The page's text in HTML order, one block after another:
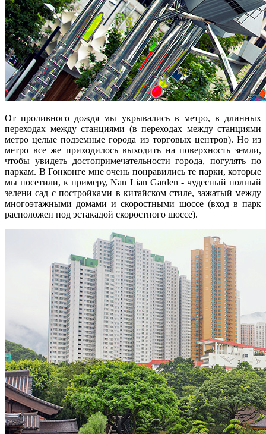
От проливного дождя мы укрывались в метро, в длинных
переходах между станциями (в переходах между станциями
метро целые подземные города из торговых центров). Но из
метро все же приходилось выходить на поверхность земли,
чтобы увидеть достопримечательности города, погулять по
паркам. В Гонконге мне очень понравились те парки, которые
мы посетили, к примеру, Nan Lian Garden - чудесный полный
зелени сад с постройками в китайском стиле, зажатый между
многоэтажными домами и скоростными шоссе (вход в парк
расположен под эстакадой скоростного шоссе).